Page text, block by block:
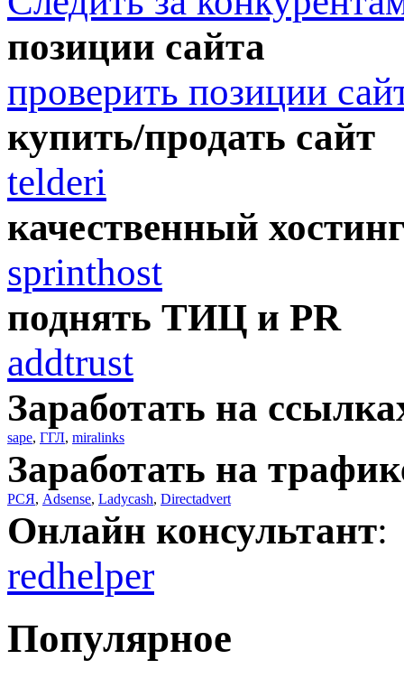
позиции сайта
проверить позиции
купить/продать сайт
telderi
качественный
sprinthost
поднять ТИЦ и PR
addtrust
Заработать на
sape, ГГЛ, miralinks
Заработать на
РСЯ, Adsense, Ladycash, Directadvert
Онлайн консультант:
redhelper
Популярное